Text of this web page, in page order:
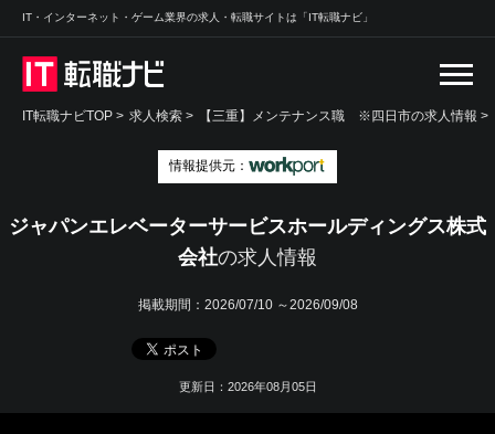
IT・インターネット・ゲーム業界の求人・転職サイトは「IT転職ナビ」
IT転職ナビTOP > 求人検索 > 【三重】メンテナンス職 ※四日市の求人情報 >
情報提供元：
ジャパンエレベーターサービスホールディングス株式
会社の求人情報
掲載期間： 2026/07/10 ～2026/09/08
更新日：2026年08月05日